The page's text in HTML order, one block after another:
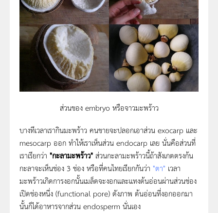
ส่วนของ embryo หรือจาวมะพร้าว
บางทีเวลาเรากินมะพร้าว คนขายจะปลอกเอาส่วน exocarp และ
mesocarp ออก ทำให้เราเห็นส่วน endocarp เลย นั่นคือส่วนที่
เราเรียกว่า "กะลามะพร้าว" ส่วนกะลามะพร้าวนี้ถ้าสังเกตตรงก้น
กะลาจะเห็นช่อง 3 ช่อง หรือที่คนไทยเรียกกันว่า "ตา" เวลา
มะพร้าวเกิดการงอกนั้นเมล็ดจะงอกและแทงต้นอ่อนผ่านส่วนช่อง
เปิดช่องหนึ่ง (functional pore) ดังภาพ ต้นอ่อนที่งอกออกมา
นั้นก็ได้อาหารจากส่วน endosperm นั่นเอง